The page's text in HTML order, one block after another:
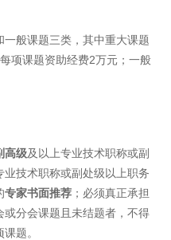
般课题三类，其中重大课题
项课题资助经费2万元；一般
高级及以上专业技术职称或副
业技术职称或副处级以上职务
专家书面推荐 ；必须真正承担
分会课题且未结题者，不得
题。